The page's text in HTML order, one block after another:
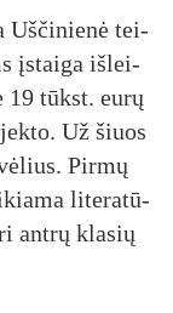
Uš­či­nie­nė tei­
įstai­ga iš­lei­
19 tūkst. eu­rų
Už šiuos
Pir­mų
li­te­ra­tū­
ant­rų kla­sių